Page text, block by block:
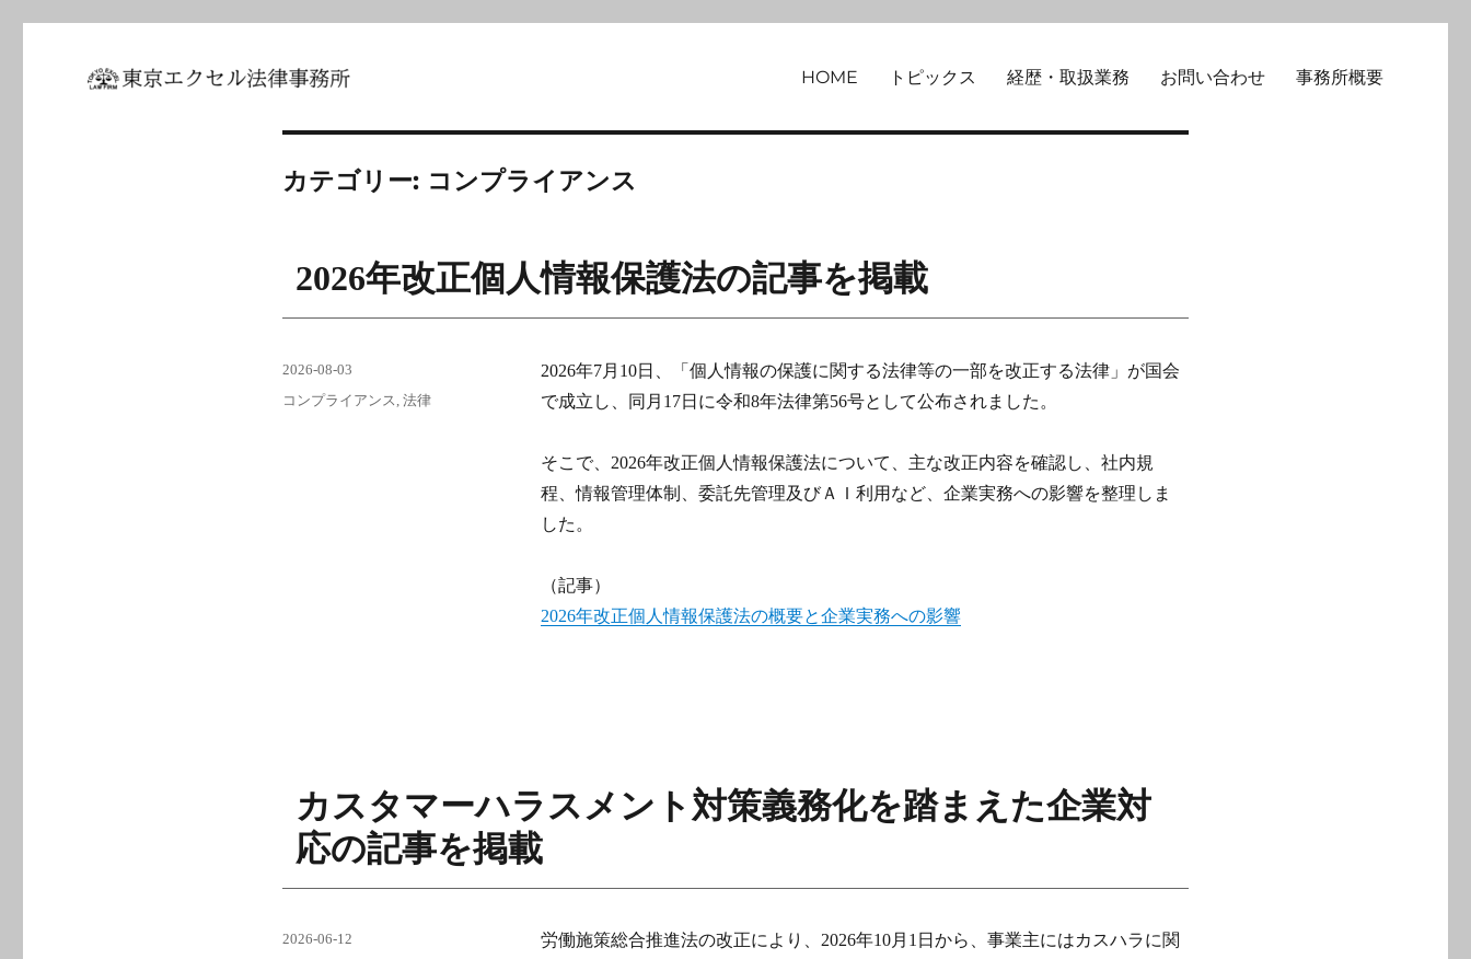
坂東 利国｜東京エクセル法律事務所
HOME トピックス 経歴・取扱業務 お問い合わせ 事務所概要
カテゴリー: コンプライアンス
2026年改正個人情報保護法の記事を掲載
2026年7月10日、「個人情報の保護に関する法律等の一部を改正する法律」が国会
で成立し、同月17日に令和8年法律第56号として公布されました。
そこで、2026年改正個人情報保護法について、主な改正内容を確認し、社内規
程、情報管理体制、委託先管理及びＡＩ利用など、企業実務への影響を整理しま
した。
（記事）
2026年改正個人情報保護法の概要と企業実務への影響
投
2026-08-03
カ
コンプライアンス 法律
カスタマーハラスメント対策義務化を踏まえた企業対
応の記事を掲載
労働施策総合推進法の改正により、2026年10月1日から、事業主にはカスハラに関
投
2026-06-12